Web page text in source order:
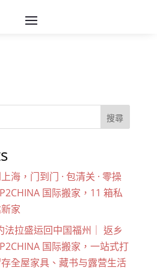
搜尋
海，门到门 · 包清关 · 零操
国际搬家，11 箱私
家
拉盛运回中国福州｜ 返乡
国际搬家，一站式打
全屋家具、藏书与露营生活